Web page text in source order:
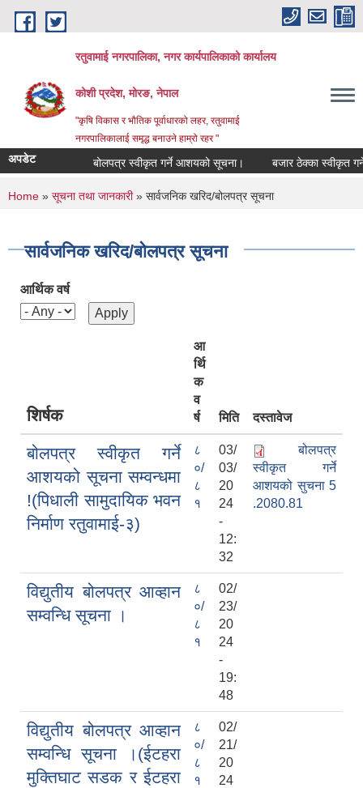
Skip to main content
रतुवामाई नगरपालिका, नगर कार्यपालिकाको कार्यालय
कोशी प्रदेश, मोरङ, नेपाल
"कृषि विकास र भौतिक पूर्वाधारको लहर, रतुवामाई
नगरपालिकालाई समृद्ध बनाउने हाम्रो रहर "
अपडेट बोलपत्र स्वीकृत गर्ने आशयको सूचना। बजार ठेक्का स्वीकृत गर्ने
You are here
Home » सूचना तथा जानकारी» सार्वजनिक खरिद/बोलपत्र सूचना
सार्वजनिक खरिद/बोलपत्र सूचना
आर्थिक वर्ष
शिर्षक
आ
र्थि
क
व
र्ष
मिति दस्तावेज
बोलपत्र स्वीकृत गर्ने
आशयको सूचना सम्वन्धमा
!(पिधाली सामुदायिक भवन
निर्माण रतुवामाई-३)
८
०/
८
१
03/
03/
20
24
-
12:
32
बोलपत्र
स्वीकृत गर्ने
आशयको सुचना 5
.2080.81
विद्युतीय बोलपत्र आव्हान
सम्वन्धि सूचना ।
८
०/
८
१
02/
23/
20
24
-
19:
48
विद्युतीय बोलपत्र आव्हान
सम्वन्धि सूचना ।(ईटहरा
मुक्तिघाट सडक र ईटहरा
८
०/
८
१
02/
21/
20
24